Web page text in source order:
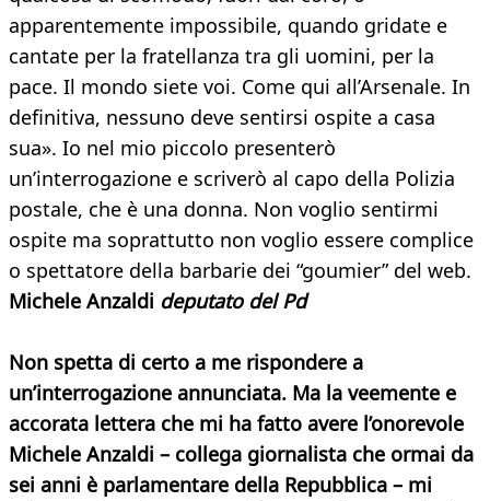
apparentemente impossibile, quando gridate e
cantate per la fratellanza tra gli uomini, per la
pace. Il mondo siete voi. Come qui all’Arsenale. In
definitiva, nessuno deve sentirsi ospite a casa
sua». Io nel mio piccolo presenterò
un’interrogazione e scriverò al capo della Polizia
postale, che è una donna. Non voglio sentirmi
ospite ma soprattutto non voglio essere complice
o spettatore della barbarie dei “goumier” del web.
Michele Anzaldi deputato del Pd
Non spetta di certo a me rispondere a
un’interrogazione annunciata. Ma la veemente e
accorata lettera che mi ha fatto avere l’onorevole
Michele Anzaldi – collega giornalista che ormai da
sei anni è parlamentare della Repubblica – mi